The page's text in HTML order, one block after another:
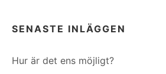
SENASTE INLÄGGEN
Hur är det ens möjligt?